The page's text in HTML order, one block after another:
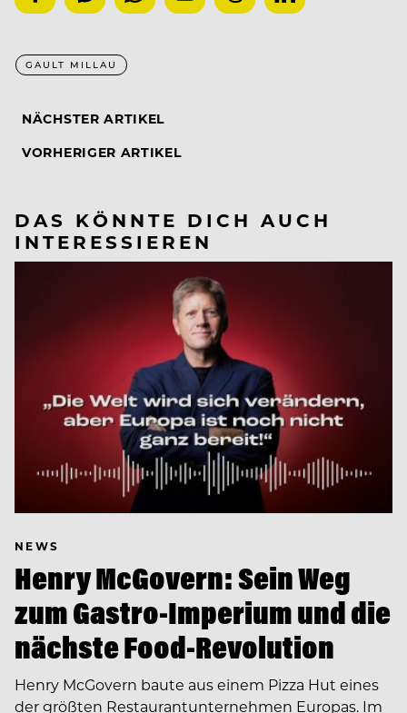
GAULT MILLAU
NÄCHSTER ARTIKEL
VORHERIGER ARTIKEL
DAS KÖNNTE DICH AUCH
INTERESSIEREN
NEWS
Henry McGovern: Sein Weg
zum Gastro-Imperium und die
nächste Food-Revolution
Henry McGovern baute aus einem Pizza Hut eines
der größten Restaurantunternehmen Europas. Im